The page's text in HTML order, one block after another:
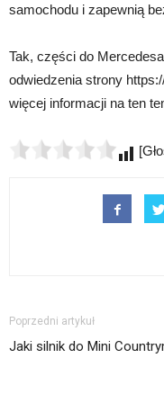
samochodu i zapewnią
Tak, części do
odwiedzenia strony
więcej informacji na ten
Poprzedni artykuł
Jaki silnik do Mini